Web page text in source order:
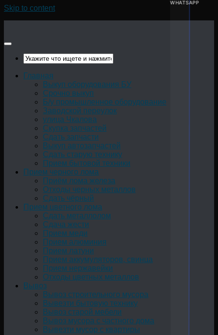
Skip to content
Главная
Выкуп оборудования БУ
Срочно выкуп
Б/у промышленное оборудование
Заводской переулок
улица Чкалова
Скупка запчастей
Сдать запчасти
Выкуп автозапчастей
Сдать старую технику
Прием бытовой техники
Прием черного лома
Приём лома железа
Отходы черных металлов
Сдать чёрный
Прием цветного лома
Сдать металлолом
Сдача жести
Прием меди
Прием алюминия
Прием латуни
Прием аккумуляторов, свинца
Прием нержавейки
Отходы цветных металлов
Вывоз
Вывоз строительного мусора
Вывезти бытовую технику
Вывоз старой мебели
Вывоз мусора с частного дома
Вывезти мусор с квартиры
WHATSAPP